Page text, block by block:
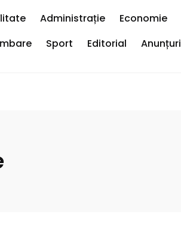
Administrație Economie
Sport Editorial Anunțuri